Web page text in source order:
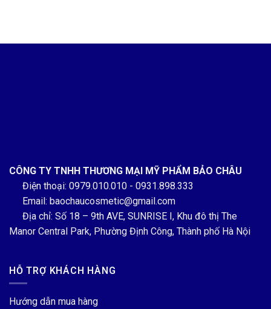
CÔNG TY TNHH THƯƠNG MẠI MỸ PHẨM BẢO CHÂU
Điện thoại: 0979.010.010 - 0931.898.333
Email: baochaucosmetic@gmail.com
Địa chỉ: Số 18 – 9th AVE, SUNRISE I, Khu đô thị The
Manor Central Park, Phường Định Công, Thành phố Hà Nội
HỖ TRỢ KHÁCH HÀNG
Hướng dẫn mua hàng